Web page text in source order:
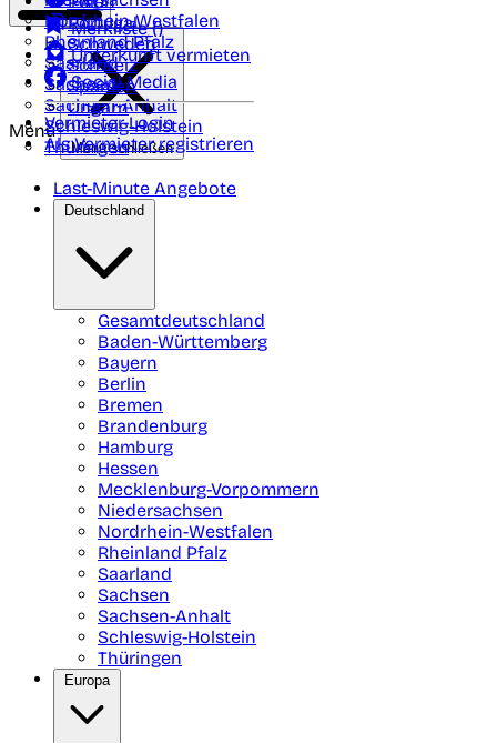
Nordrhein-Westfalen
Rheinland Pfalz
Saarland
Sachsen
Sachsen-Anhalt
Schleswig-Holstein
Thüringen
Portugal
Schweden
Schweiz
Spanien
Ungarn
Merkliste ()
Unterkunft vermieten
Social Media
Vermieter-Login
Als Vermieter registrieren
Menü
Menü schließen
Last-Minute Angebote
Deutschland
Gesamtdeutschland
Baden-Württemberg
Bayern
Berlin
Bremen
Brandenburg
Hamburg
Hessen
Mecklenburg-Vorpommern
Niedersachsen
Nordrhein-Westfalen
Rheinland Pfalz
Saarland
Sachsen
Sachsen-Anhalt
Schleswig-Holstein
Thüringen
Europa